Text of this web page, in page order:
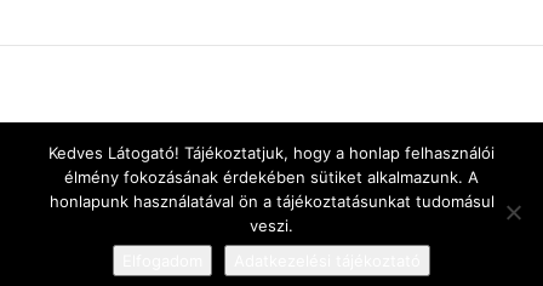
Kedves Látogató! Tájékoztatjuk, hogy a honlap felhasználói
élmény fokozásának érdekében sütiket alkalmazunk. A
honlapunk használatával ön a tájékoztatásunkat tudomásul
veszi.